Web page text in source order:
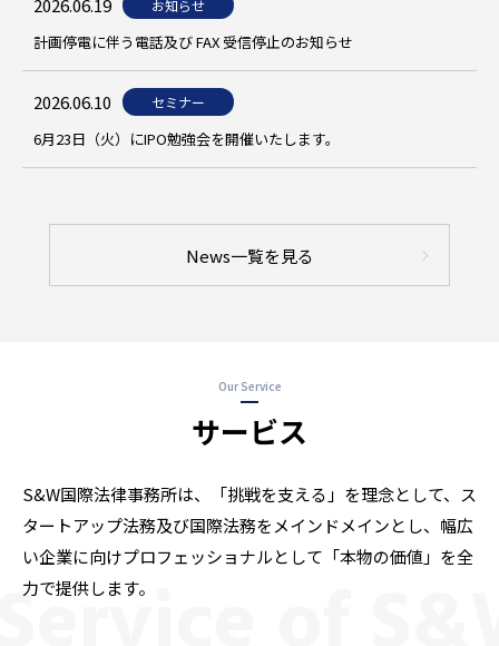
2026.06.19 お知らせ
計画停電に伴う電話及び FAX 受信停止のお知らせ
2026.06.10 セミナー
6月23日（火）にIPO勉強会を開催いたします。
News一覧を見る
Our Service
サービス
S&W国際法律事務所は、「挑戦を支える」を理念として、 ス
タートアップ法務及び国際法務をメインドメインとし、 幅広
い企業に向けプロフェッショナルとして「本物の価値」を全
力で提供します。